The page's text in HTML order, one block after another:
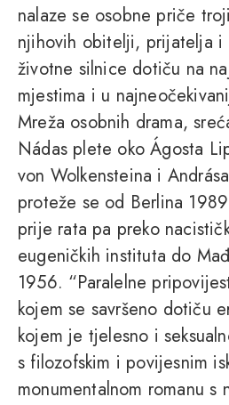
nalaze se osobne priče
njihovih obitelji, prijatelja i
životne silnice dotiču na
mjestima i u
Mreža osobnih drama,
Nádas plete oko Ágosta
von Wolkensteina i
proteže se od Berlina
prije rata pa preko
eugeničkih instituta do
1956. “Paralelne
kojem se savršeno dotiču
kojem je tjelesno i
s filozofskim i povijesnim
monumentalnom romanu s